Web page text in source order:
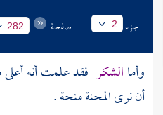
جزء 2 صفحة 282
وأماالشكر فقد علمت أنه
أن نرى المحنة منحة .